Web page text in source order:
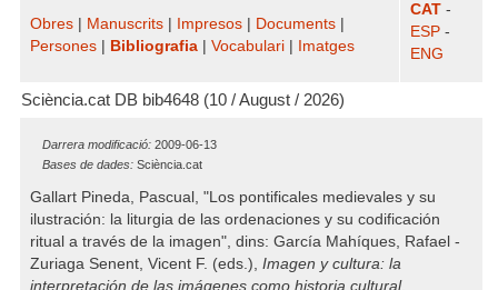
Obres Manuscrits Impresos Documents
Persones
Bibliografia Vocabulari Imatges
CAT -
ESP -
ENG
Sciència.cat DB bib4648 (10 / August / 2026)
Darrera modificació: 2009-06-13
Bases de dades: Sciència.cat
Gallart Pineda, Pascual, "Los pontificales medievales y su
ilustración: la liturgia de las ordenaciones y su codificación
ritual a través de la imagen", dins: García Mahíques, Rafael -
Zuriaga Senent, Vicent F. (eds.), Imagen y cultura: la
interpretación de las imágenes como historia cultural,